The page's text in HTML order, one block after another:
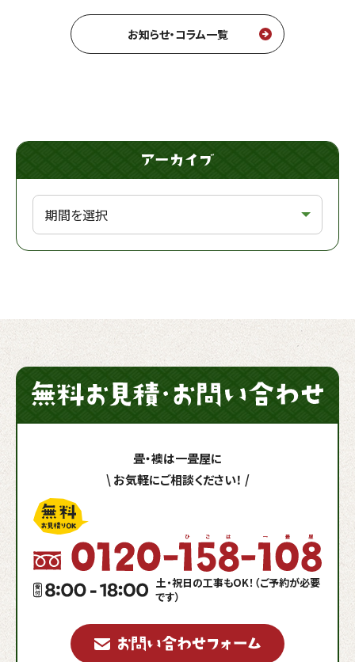
お知らせ・コラム一覧
\
畳・襖は一畳屋に
お気軽にご相談ください！ /
土・祝日の工事もOK！（ご予約が必要
です）